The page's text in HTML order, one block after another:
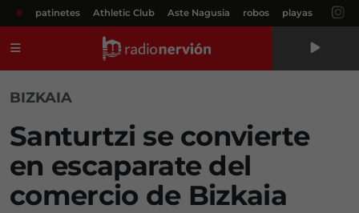
# patinetes Athletic Club Aste Nagusia robos playas
BIZKAIA
Santurtzi se convierte
en escaparate del
comercio de Bizkaia